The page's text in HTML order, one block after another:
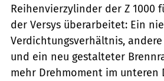
Reihenvierzylinder der Z 1000
der Versys überarbeitet: Ein
Verdichtungsverhältnis,
und ein neu gestalteter
mehr Drehmoment im unteren